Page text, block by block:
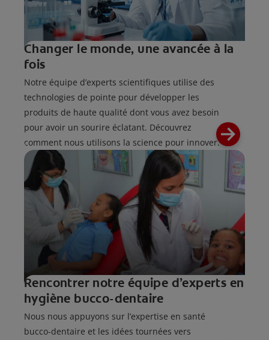
Changer le monde, une avancée à la
fois
Notre équipe d’experts scientifiques utilise des
technologies de pointe pour développer les
produits de haute qualité dont vous avez besoin
pour avoir un sourire éclatant. Découvrez
comment nous utilisons la science pour innover.
Rencontrer notre équipe d’experts en
hygiène bucco-dentaire
Nous nous appuyons sur l’expertise en santé
bucco-dentaire et les idées tournées vers